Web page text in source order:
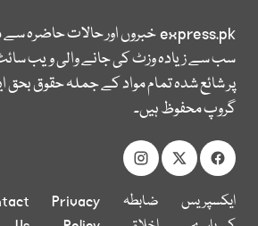
express.pkخبروں اور حالات حاضرہ
سب سے زیادہ وزٹ کی جانے والی ویب
پر شائع شدہ تمام مواد کے جملہ حقوق بحق
گروپ محفوظ ہیں۔
ایکسپریس
ضابطہ
Privacy